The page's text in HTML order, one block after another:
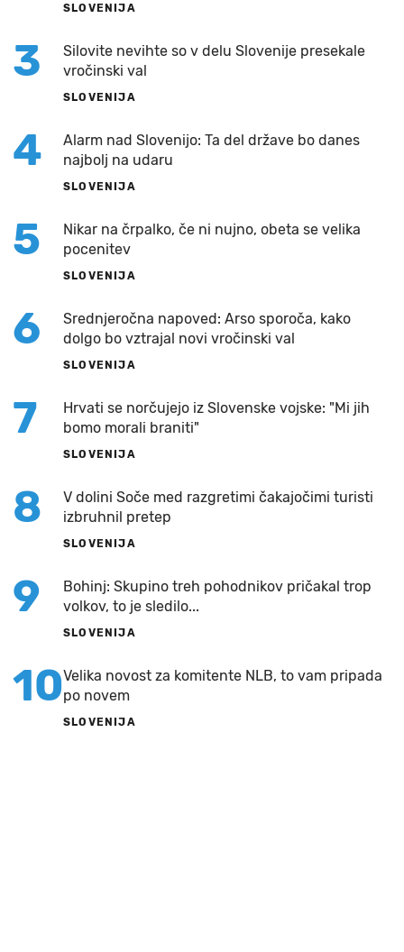
SLOVENIJA
3
Silovite nevihte so v delu Slovenije presekale
vročinski val
SLOVENIJA
4
Alarm nad Slovenijo: Ta del države bo danes
najbolj na udaru
SLOVENIJA
5
Nikar na črpalko, če ni nujno, obeta se velika
pocenitev
SLOVENIJA
6
Srednjeročna napoved: Arso sporoča, kako
dolgo bo vztrajal novi vročinski val
SLOVENIJA
7
Hrvati se norčujejo iz Slovenske vojske: "Mi jih
bomo morali braniti"
SLOVENIJA
8
V dolini Soče med razgretimi čakajočimi turisti
izbruhnil pretep
SLOVENIJA
9
Bohinj: Skupino treh pohodnikov pričakal trop
volkov, to je sledilo...
SLOVENIJA
10Velika novost za komitente NLB, to vam pripada
po novem
SLOVENIJA